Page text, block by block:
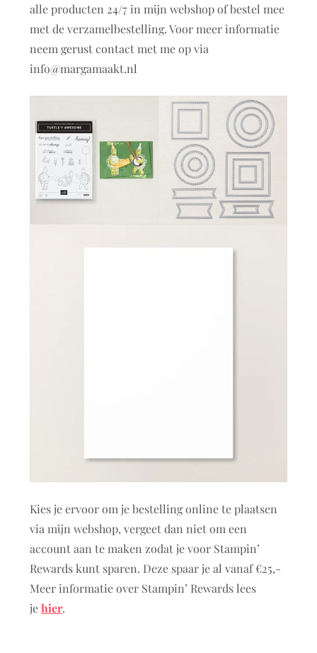
alle producten 24/7 in mijn webshop of bestel mee
met de verzamelbestelling. Voor meer informatie
neem gerust contact met me op via
info@margamaakt.nl
Kies je ervoor om je bestelling online te plaatsen
via mijn webshop, vergeet dan niet om een
account aan te maken zodat je voor Stampin’
Rewards kunt sparen. Deze spaar je al vanaf €25,-
Meer informatie over Stampin’ Rewards lees
jehier.